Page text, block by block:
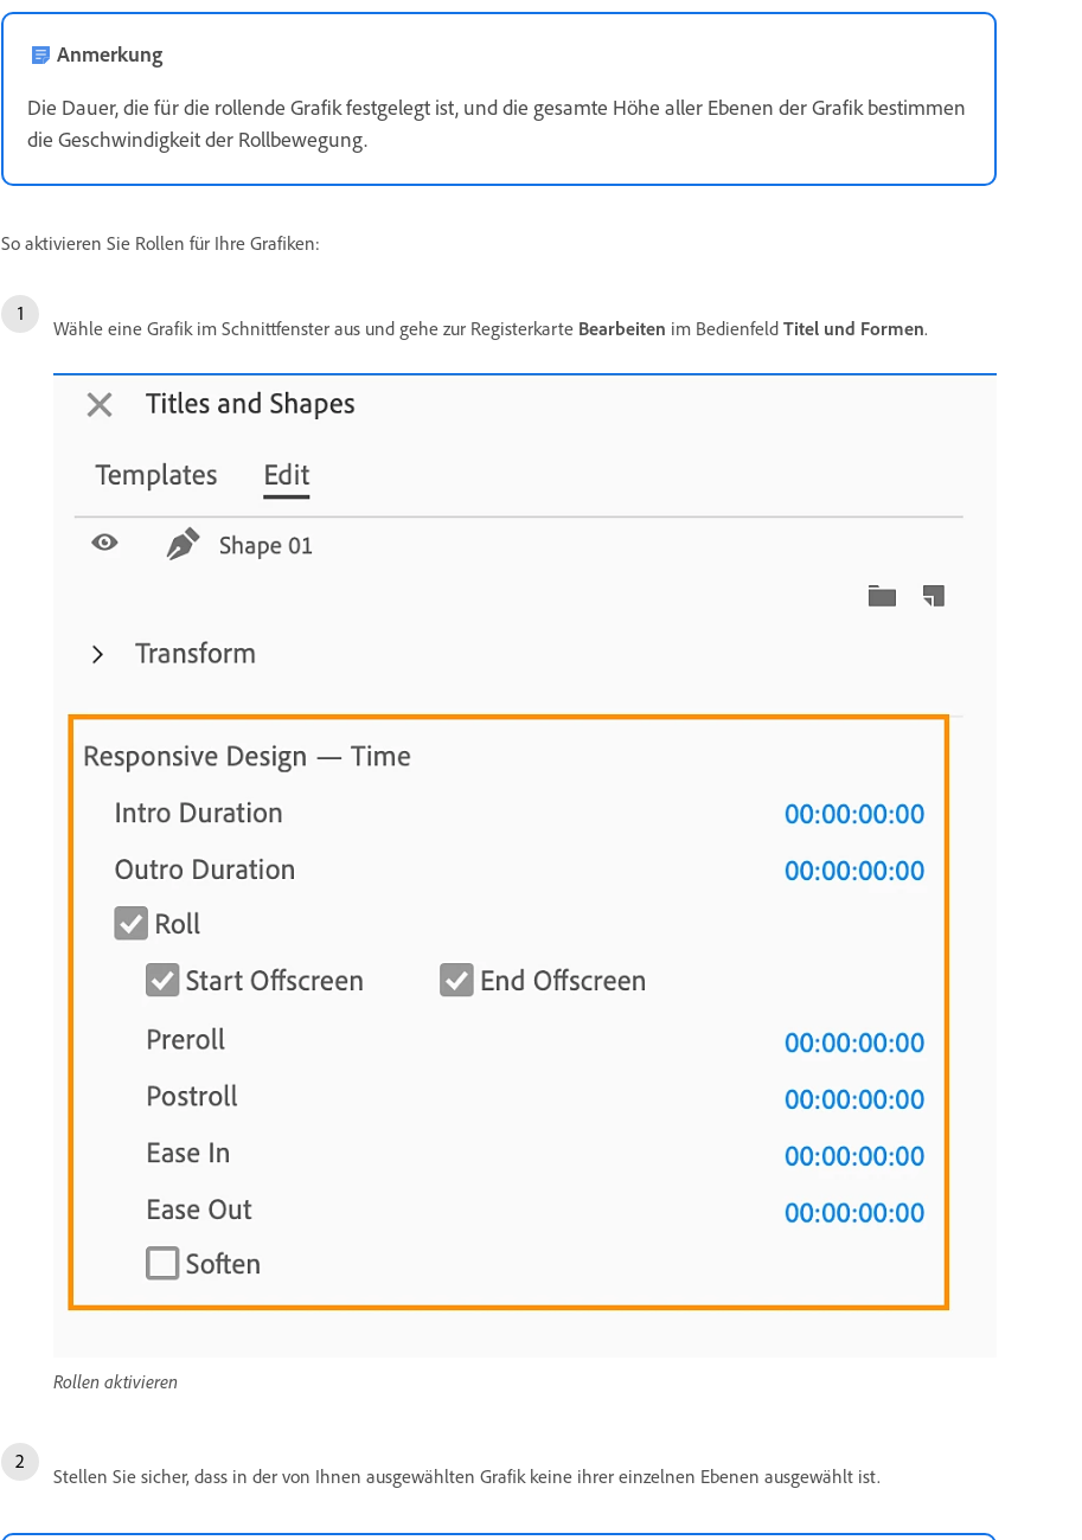
Anmerkung
Die Dauer, die für die rollende Grafik festgelegt ist, und die gesamte Höhe aller Ebenen der Grafik bestimmen
die Geschwindigkeit der Rollbewegung.
So aktivieren Sie Rollen für Ihre Grafiken:
Wähle eine Grafik im Schnittfenster aus und gehe zur Registerkarte Bearbeiten im Bedienfeld Titel und Formen.
Rollen aktivieren
Stellen Sie sicher, dass in der von Ihnen ausgewählten Grafik keine ihrer einzelnen Ebenen ausgewählt ist.